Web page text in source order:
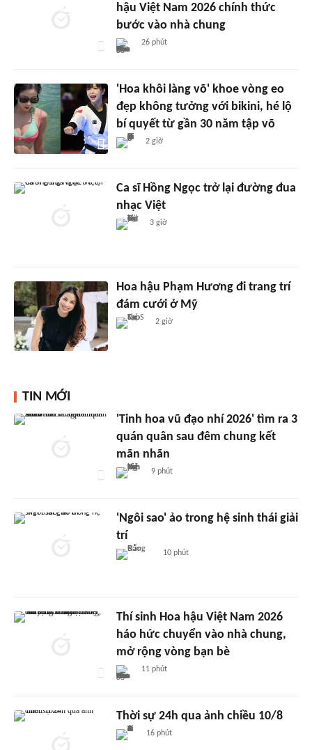
hậu Việt Nam 2026 chính thức
bước vào nhà chung
26 phút
'Hoa khôi làng võ' khoe vòng eo
đẹp không tưởng với bikini, hé lộ
bí quyết từ gần 30 năm tập võ
2 giờ
Ca sĩ Hồng Ngọc trở lại đường đua
nhạc Việt
3 giờ
Hoa hậu Phạm Hương đi trang trí
đám cưới ở Mỹ
2 giờ
TIN MỚI
'Tinh hoa vũ đạo nhí 2026' tìm ra 3
quán quân sau đêm chung kết
mãn nhãn
9 phút
'Ngôi sao' ảo trong hệ sinh thái giải
trí
10 phút
Thí sinh Hoa hậu Việt Nam 2026
háo hức chuyển vào nhà chung,
mở rộng vòng bạn bè
11 phút
Thời sự 24h qua ảnh chiều 10/8
16 phút